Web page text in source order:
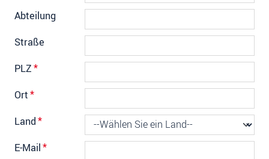
Abteilung
Straße
PLZ*
Ort*
Land*
E-Mail*